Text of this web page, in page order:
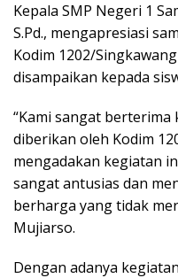
Kepala SMP Negeri 1
S.Pd., mengapresiasi
Kodim 1202/
disampaikan kepada
“Kami sangat
diberikan oleh Kodim
mengadakan kegiatan
sangat antusias dan
berharga yang tidak
Mujiarso.
Dengan adanya